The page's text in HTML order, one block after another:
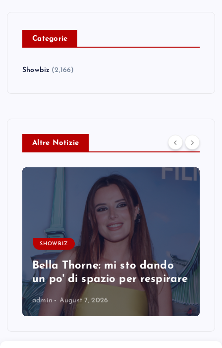
Categorie
Showbiz (2,166)
Altre Notizie
SHOWBIZ
Bella Thorne: mi sto dando
un po' di spazio per respirare
admin August 7, 2026